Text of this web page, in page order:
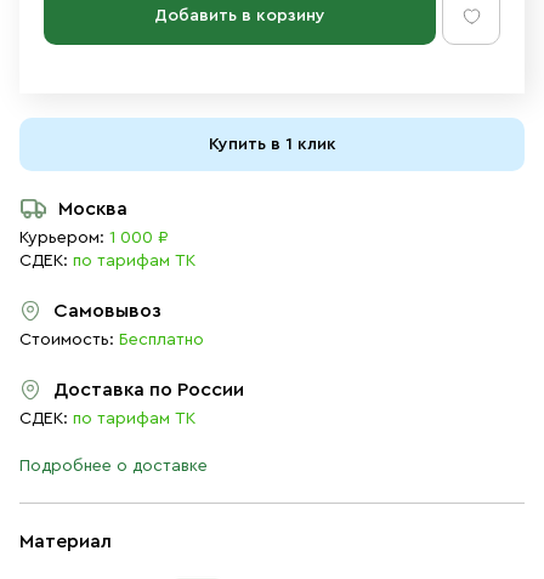
Материал
Добавить в корзину
Купить в 1 клик
Москва
Курьером: 1 000 ₽
СДЕК: по тарифам ТК
Самовывоз
Стоимость: Бесплатно
Доставка по России
СДЕК: по тарифам ТК
Подробнее о доставке